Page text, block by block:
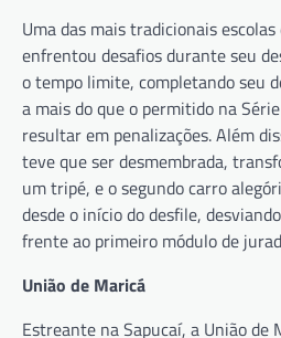
Uma das mais tradicionais
enfrentou desafios durante seu
o tempo limite, completando seu
a mais do que o permitido na
resultar em penalizações. Além
teve que ser desmembrada,
um tripé, e o segundo carro
desde o início do desfile,
frente ao primeiro módulo de
União de Maricá
Estreante na Sapucaí, a União de